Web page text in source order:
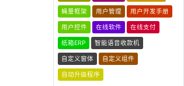
蝇量框架 用户管理 用户开发手册
用户控件 在线软件 在线支付
纸箱ERP 智能语音收款机
自定义窗体 自定义组件
自动升级程序